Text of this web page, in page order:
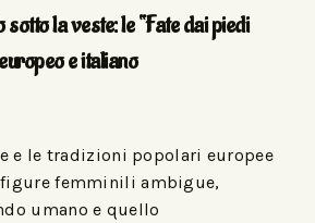
la veste: le “Fate dai piedi
e italiano
e le tradizioni popolari europee
femminili ambigue,
umano e quello